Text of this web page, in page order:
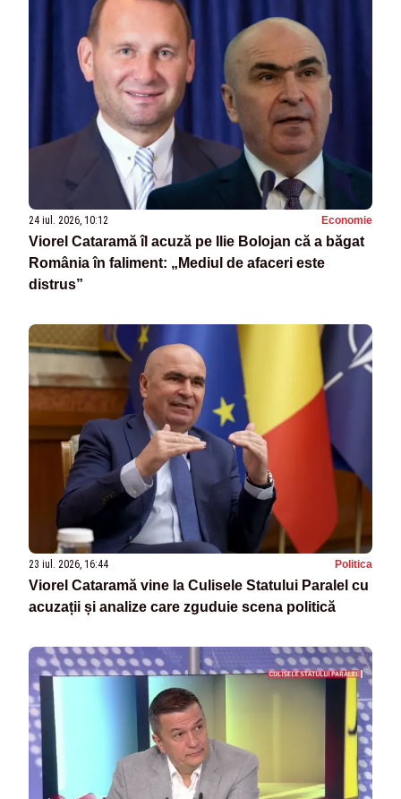
24 iul. 2026, 10:12 Economie
Viorel Cataramă îl acuză pe Ilie Bolojan că a băgat
România în faliment: „Mediul de afaceri este
distrus”
23 iul. 2026, 16:44 Politica
Viorel Cataramă vine la Culisele Statului Paralel cu
acuzații și analize care zguduie scena politică